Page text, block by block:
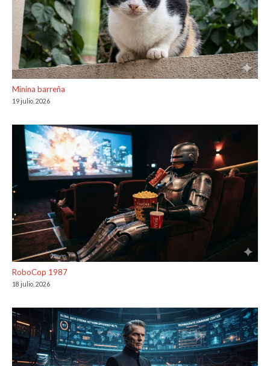
Minina barreña
19 julio, 2026
RoboCop 1987
18 julio, 2026